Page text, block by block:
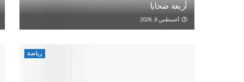
أربعة ضحايا
أغسطس 6, 2026
رياضة